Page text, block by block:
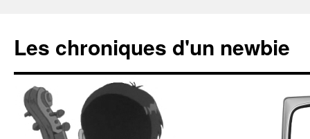
Les chroniques d'un newbie